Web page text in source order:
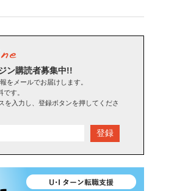
ン購読者募集中!!
をメールでお届けします。
す。
を入力し、登録ボタンを押してくださ
登録